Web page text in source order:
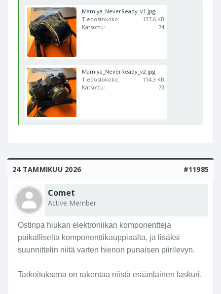
Mamiya_NeverReady_v1.jpg
Tiedostokoko:
137,6 KB
Katsottu:
74
Mamiya_NeverReady_v2.jpg
Tiedostokoko:
114,3 KB
Katsottu:
73
24 TAMMIKUU 2026 #11985
Comet
Active Member
Ostinpa hiukan elektroniikan komponentteja
paikalliselta komponenttikauppiaalta, ja lisäksi
suunnittelin niitä varten hienon punaisen piirilevyn.
Tarkoituksena on rakentaa niistä eräänlainen laskuri.